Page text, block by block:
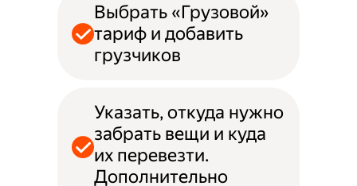
Выбрать «Грузовой»
тариф и добавить
грузчиков
Указать, откуда нужно
забрать вещи и куда
их перевезти.
Дополнительно